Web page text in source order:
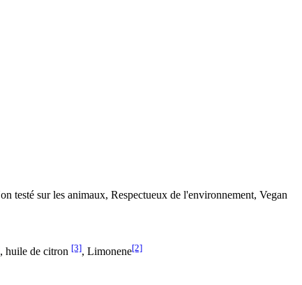
testé sur les animaux, Respectueux de l'environnement, Vegan
, huile de citron [3], Limonene[2]